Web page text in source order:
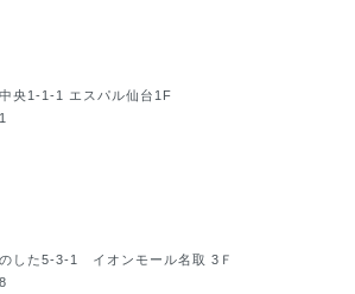
央1-1-1 エスパル仙台1F
した5-3-1 イオンモール名取 3Ｆ